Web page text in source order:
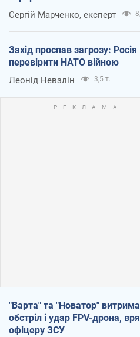
Сергій Марченко, експерт
Захід проспав загрозу:
перевірити НАТО війною
Леонід Невзлін 3,5 т.
"Варта" та "Новатор"
обстріл і удар FPV-дрона,
офіцеру ЗСУ